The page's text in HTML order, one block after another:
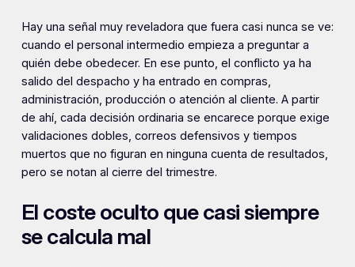
Hay una señal muy reveladora que fuera casi nunca se ve:
cuando el personal intermedio empieza a preguntar a
quién debe obedecer. En ese punto, el conflicto ya ha
salido del despacho y ha entrado en compras,
administración, producción o atención al cliente. A partir
de ahí, cada decisión ordinaria se encarece porque exige
validaciones dobles, correos defensivos y tiempos
muertos que no figuran en ninguna cuenta de resultados,
pero se notan al cierre del trimestre.
El coste oculto que casi siempre
se calcula mal